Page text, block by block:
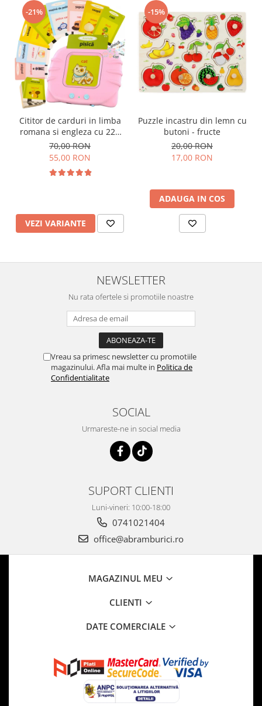
-21%
Cititor de carduri in limba
romana si engleza cu 224
de imagini si sunete,
incarcare USB
70,00 RON
55,00 RON
VEZI VARIANTE
-15%
Puzzle incastru din lemn cu
butoni - fructe
20,00 RON
17,00 RON
ADAUGA IN COS
NEWSLETTER
Nu rata ofertele si promotiile noastre
Vreau sa primesc newsletter cu promotiile
magazinului. Afla mai multe in Politica de
Confidentialitate
SOCIAL
Urmareste-ne in social media
SUPORT CLIENTI
Luni-vineri: 10:00-18:00
0741021404
office@abramburici.ro
MAGAZINUL MEU
CLIENTI
DATE COMERCIALE